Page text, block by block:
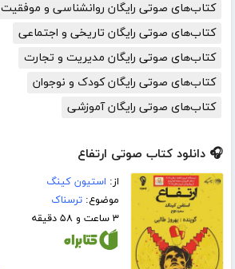
کتاب‌های صوتی رایگان روانشناسی و موفقیت
کتاب‌های صوتی رایگان تاریخی و اجتماعی
کتاب‌های صوتی رایگان مدیریت و تجارت
کتاب‌های صوتی رایگان کودک و نوجوان
کتاب‌های صوتی رایگان آموزشی
🎧 دانلود کتاب صوتی ارتفاع
از: استیون کینگ
موضوع:ترسناک
۳ ساعت و ۵۸ دقیقه